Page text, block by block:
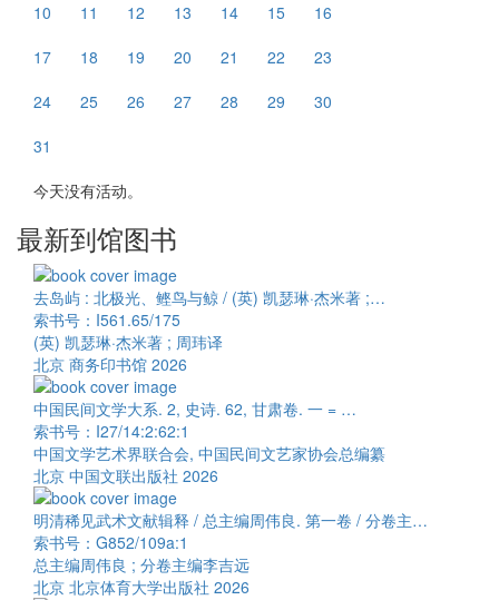
10
11 12 13 14 15
16
17
18 19 20 21 22
23
24
25 26 27 28 29
30
31
今天没有活动。
最新到馆图书
去岛屿 : 北极光、鲣鸟与鲸 / (英) 凯瑟琳·杰米著 ;…
索书号：I561.65/175
(英) 凯瑟琳·杰米著 ; 周玮译
北京 商务印书馆 2026
中国民间文学大系. 2, 史诗. 62, 甘肃卷. 一 = …
索书号：I27/14:2:62:1
中国文学艺术界联合会, 中国民间文艺家协会总编纂
北京 中国文联出版社 2026
明清稀见武术文献辑释 / 总主编周伟良. 第一卷 / 分卷主…
索书号：G852/109a:1
总主编周伟良 ; 分卷主编李吉远
北京 北京体育大学出版社 2026